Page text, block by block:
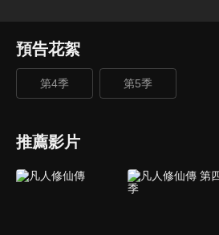
預告花絮
第4季 第5季
推薦影片